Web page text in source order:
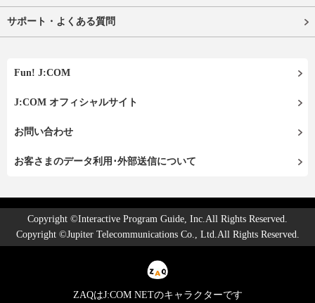
サポート・よくある質問
Fun! J:COM
J:COM オフィシャルサイト
お問い合わせ
お客さまのデータ利用･外部送信について
Copyright ©Interactive Program Guide, Inc.All Rights Reserved.
Copyright ©Jupiter Telecommunications Co., Ltd.All Rights Reserved.
ZAQはJ:COM NETのキャラクターです